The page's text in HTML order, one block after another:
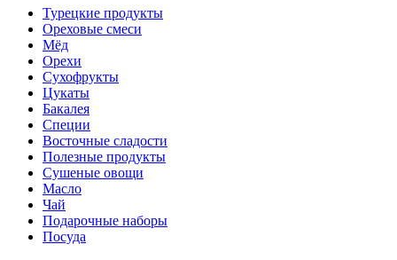
Турецкие продукты
Ореховые смеси
Мёд
Орехи
Сухофрукты
Цукаты
Бакалея
Специи
Восточные сладости
Полезные продукты
Сушеные овощи
Масло
Чай
Подарочные наборы
Посуда